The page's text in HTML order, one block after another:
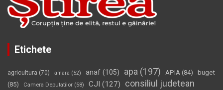
Etichete
agricultura (70) amara (52) anaf (105) apa (197) APIA (84)
buget
(85)
Camera Deputatilor (58) CJI (127)
consiliul judetean